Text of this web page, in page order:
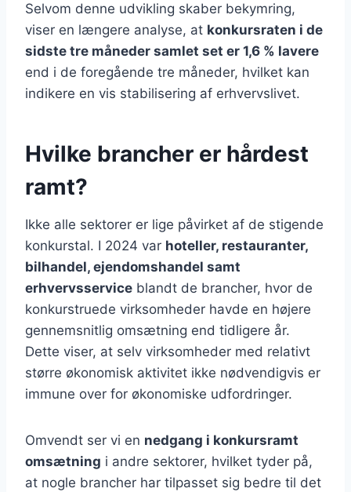
Selvom denne udvikling skaber bekymring,
viser en længere analyse, at konkursraten i de
sidste tre måneder samlet set er 1,6 % lavere
end i de foregående tre måneder, hvilket kan
indikere en vis stabilisering af erhvervslivet.
Hvilke brancher er hårdest
ramt?
Ikke alle sektorer er lige påvirket af de stigende
konkurstal. I 2024 var hoteller, restauranter,
bilhandel, ejendomshandel samt
erhvervsservice blandt de brancher, hvor de
konkurstruede virksomheder havde en højere
gennemsnitlig omsætning end tidligere år.
Dette viser, at selv virksomheder med relativt
større økonomisk aktivitet ikke nødvendigvis er
immune over for økonomiske udfordringer.
Omvendt ser vi en nedgang i konkursramt
omsætning i andre sektorer, hvilket tyder på,
at nogle brancher har tilpasset sig bedre til det